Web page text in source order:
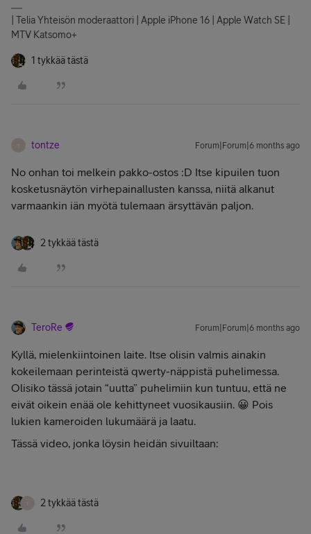
| Telia Yhteisön moderaattori | Apple iPhone 16 | Apple Watch SE |
MTV Katsomo+
1 tykkää tästä
tontze Forum|Forum|6 months ago
No onhan toi melkein pakko-ostos :D Itse kipuilen tuon
kosketusnäytön virhepainallusten kanssa, niitä alkanut
varmaankin iän myötä tulemaan ärsyttävän paljon.
2 tykkää tästä
TeroRe Forum|Forum|6 months ago
Kyllä, mielenkiintoinen laite. Itse olisin valmis ainakin
kokeilemaan perinteistä qwerty-näppistä puhelimessa.
Olisiko tässä jotain “uutta” puhelimiin kun tuntuu, että ne
eivät oikein enää ole kehittyneet vuosikausiin. 😀 Pois
lukien kameroiden lukumäärä ja laatu.
Tässä video, jonka löysin heidän sivuiltaan:
2 tykkää tästä